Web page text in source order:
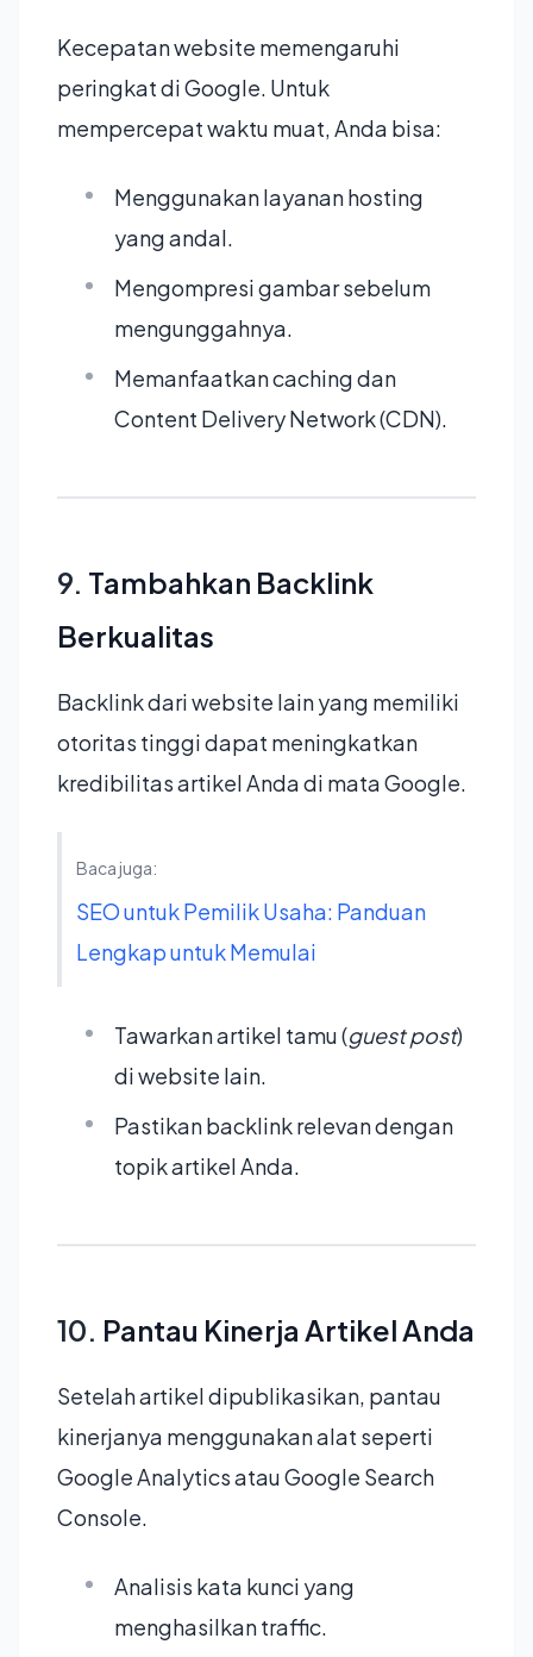
Kecepatan website memengaruhi
peringkat di Google. Untuk
mempercepat waktu muat, Anda bisa:
Menggunakan layanan hosting
yang andal.
Mengompresi gambar sebelum
mengunggahnya.
Memanfaatkan caching dan
Content Delivery Network (CDN).
9. Tambahkan Backlink
Berkualitas
Backlink dari website lain yang memiliki
otoritas tinggi dapat meningkatkan
kredibilitas artikel Anda di mata Google.
Baca juga:
SEO untuk Pemilik Usaha: Panduan
Lengkap untuk Memulai
Tawarkan artikel tamu (guest post)
di website lain.
Pastikan backlink relevan dengan
topik artikel Anda.
10. Pantau Kinerja Artikel Anda
Setelah artikel dipublikasikan, pantau
kinerjanya menggunakan alat seperti
Google Analytics atau Google Search
Console.
Analisis kata kunci yang
menghasilkan traffic.